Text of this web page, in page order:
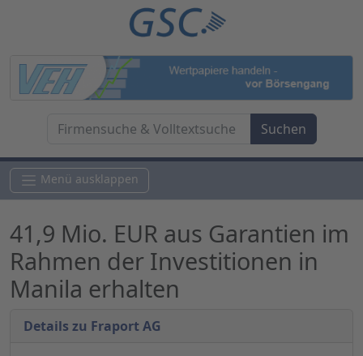
Menü ausklappen
41,9 Mio. EUR aus Garantien im
Rahmen der Investitionen in
Manila erhalten
Details zu Fraport AG